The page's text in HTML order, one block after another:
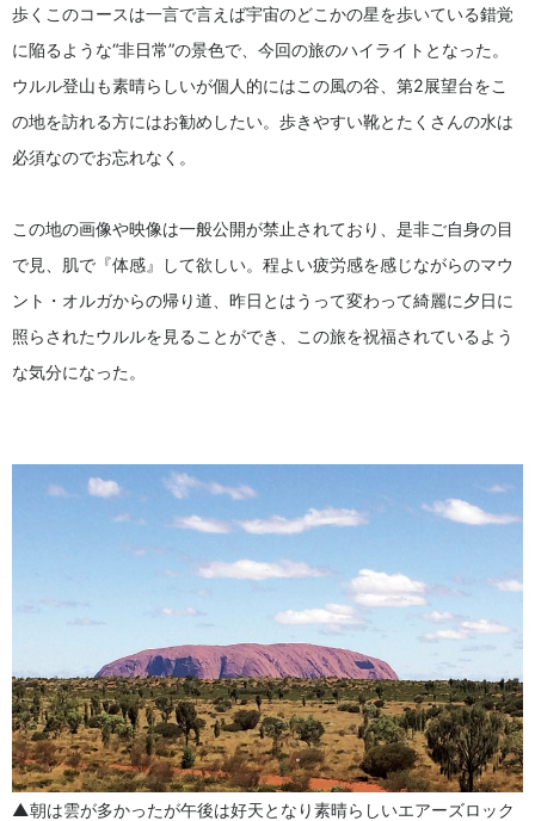
歩くこのコースは一言で言えば宇宙のどこかの星を歩いている錯覚
に陥るような“非日常”の景色で、今回の旅のハイライトとなった。
ウルル登山も素晴らしいが個人的にはこの風の谷、第2展望台をこ
の地を訪れる方にはお勧めしたい。歩きやすい靴とたくさんの水は
必須なのでお忘れなく。
この地の画像や映像は一般公開が禁止されており、是非ご自身の目
で見、肌で『体感』して欲しい。程よい疲労感を感じながらのマウ
ント・オルガからの帰り道、昨日とはうって変わって綺麗に夕日に
照らされたウルルを見ることができ、この旅を祝福されているよう
な気分になった。
▲朝は雲が多かったが午後は好天となり素晴らしいエアーズロック